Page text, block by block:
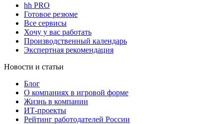
hh PRO
Готовое резюме
Все сервисы
Хочу у вас работать
Производственный календарь
Экспертная рекомендация
Новости и статьи
Блог
О компаниях в игровой форме
Жизнь в компании
ИТ-проекты
Рейтинг работодателей России